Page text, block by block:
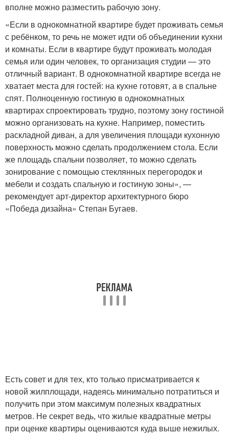
вполне можно разместить рабочую зону.
«Если в однокомнатной квартире будет проживать семья
с ребёнком, то речь не может идти об объединении кухни
и комнаты. Если в квартире будут проживать молодая
семья или один человек, то организация студии — это
отличный вариант. В однокомнатной квартире всегда не
хватает места для гостей: на кухне готовят, а в спальне
спят. Полноценную гостиную в однокомнатных
квартирах спроектировать трудно, поэтому зону гостиной
можно организовать на кухне. Например, поместить
раскладной диван, а для увеличения площади кухонную
поверхность можно сделать продолжением стола. Если
же площадь спальни позволяет, то можно сделать
зонирование с помощью стеклянных перегородок и
мебели и создать спальную и гостиную зоны», —
рекомендует арт-директор архитектурного бюро
«Победа дизайна» Степан Бугаев.
Есть совет и для тех, кто только присматривается к
новой жилплощади, надеясь минимально потратиться и
получить при этом максимум полезных квадратных
метров. Не секрет ведь, что жилые квадратные метры
при оценке квартиры оцениваются куда выше нежилых.